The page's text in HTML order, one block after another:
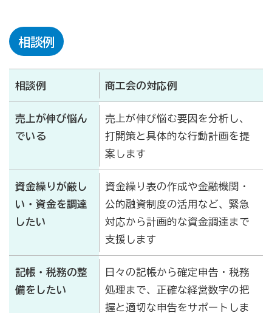
相談例
相談例 商工会の対応例
売上が伸び悩ん
でいる
売上が伸び悩む要因を分析し、
打開策と具体的な行動計画を提
案します
資金繰りが厳し
い・資金を調達
したい
資金繰り表の作成や金融機関・
公的融資制度の活用など、緊急
対応から計画的な資金調達まで
支援します
記帳・税務の整
備をしたい
日々の記帳から確定申告・税務
処理まで、正確な経営数字の把
握と適切な申告をサポートしま
採用情報
「富来観光に関するアンケート」調査結果報告
とぎなび（志賀町富来の観光・グルメ情報サイト）